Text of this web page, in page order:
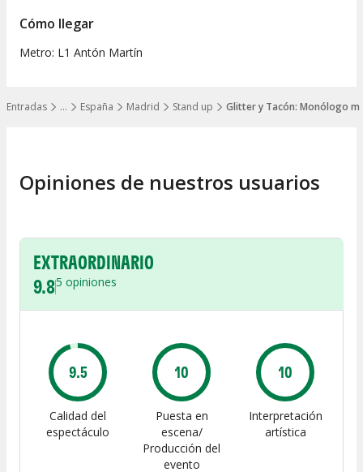
…
Mostrar todos los niveles
Entradas España Madrid Stand up Glitter y Tacón: Monólogo
Cómo llegar
Metro: L1 Antón Martín
Opiniones de nuestros usuarios
EXTRAORDINARIO
9.85 opiniones
9.5
Calidad del
espectáculo
10
Puesta en
escena/
Producción del
evento
10
Interpretación
artística